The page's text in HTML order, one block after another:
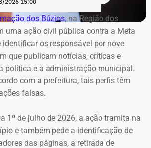
Ribeiro
R$
281.042,85
R$
103.247,91
Jorge
R$
274.382,64
R$
22.028,93
da Silva R$
273.040,85
273.040,85
2026 15:00
dos Búzios, na Região dos
uma ação civil pública contra a Meta
os responsável por nove
que publicam notícias, críticas e
política e a administração municipal.
com a prefeitura, tais perfis têm
falsas.
1º de julho de 2026, a ação tramita na
e também pede a identificação de
das páginas, a retirada de